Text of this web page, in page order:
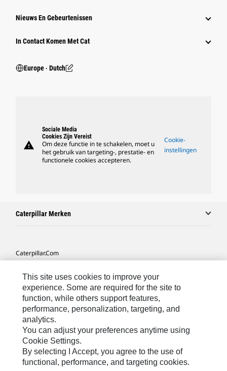
Nieuws En Gebeurtenissen
In Contact Komen Met Cat
Europe ‧ Dutch
warning
Sociale Media
Cookies Zijn Vereist
Om deze functie in te schakelen, moet u
het gebruik van targeting-, prestatie- en
functionele cookies accepteren.
Cookie-
instellingen
Caterpillar Merken
Caterpillar.com
Mijn Marketingvoorkeuren
Site Map
Cookie Settings
Legal
Privacy
This site uses cookies to improve your
experience. Some are required for the site to
function, while others support features,
performance, personalization, targeting, and
analytics.
You can adjust your preferences anytime using
Cookie Settings.
By selecting I Accept, you agree to the use of
functional, performance, and targeting cookies.